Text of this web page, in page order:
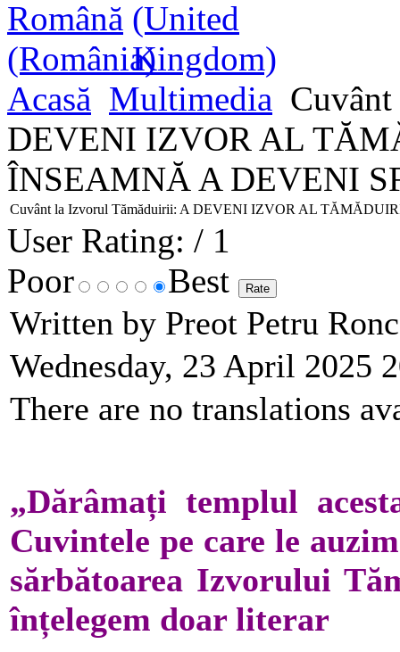
Acasă Multimedia
DEVENI IZVOR AL
ÎNSEAMNĂ A DEVENI
Cuvânt la Izvorul Tămăduirii: A DEVENI IZVOR AL
User Rating: / 1
Poor
Best
Written by Preot Petru
Wednesday, 23 April 2025
There are no translations
„Dărâmați templul
Cuvintele pe care le
sărbătoarea Izvorului
înțelegem doar literar